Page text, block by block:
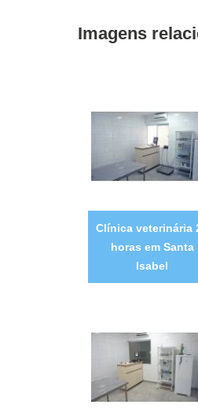
Imagens
Clínica veterinária
horas em Santa
Isabel